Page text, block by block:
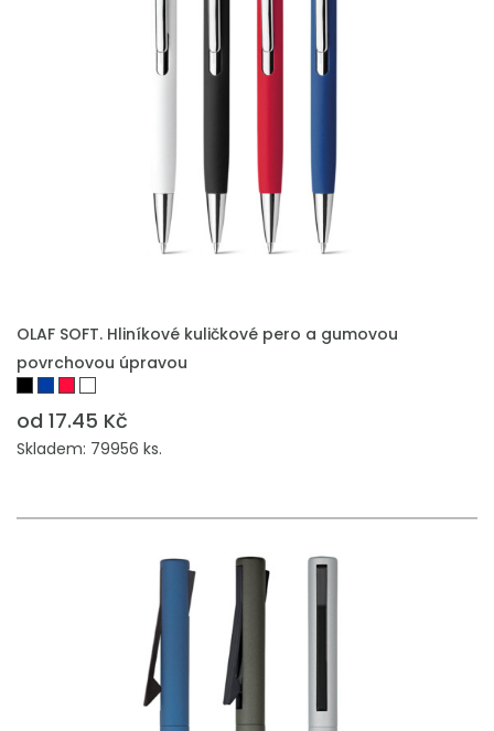
PŘIDAT DO POPTÁVKY
OLAF SOFT. Hliníkové kuličkové pero a gumovou
povrchovou úpravou
od 17.45 Kč
Skladem: 79956 ks.